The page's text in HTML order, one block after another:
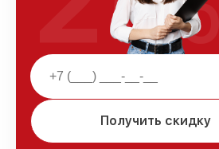
Получить скидку